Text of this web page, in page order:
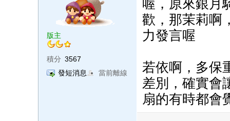
版主
積分 3567
發短消息
當前離線
喔，原來銀月
歡，那茉莉啊
力發言喔
若依啊，多保
差別，確實會
扇的有時都會